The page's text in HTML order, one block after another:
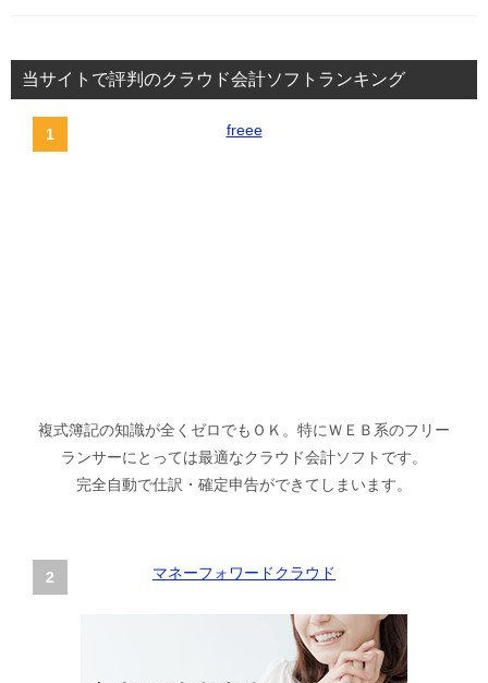
当サイトで評判のクラウド会計ソフトランキング
freee
複式簿記の知識が全くゼロでもＯＫ。特にＷＥＢ系のフリー
ランサーにとっては最適なクラウド会計ソフトです。
完全自動で仕訳・確定申告ができてしまいます。
マネーフォワードクラウド